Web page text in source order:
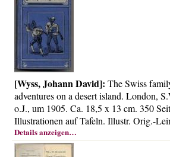
[Wyss, Johann David]: The Swiss
adventures on a desert island. London,
o.J., um 1905. Ca. 18,5 x 13 cm. 350
Illustrationen auf Tafeln. Illustr. Orig.-
Details anzeigen…